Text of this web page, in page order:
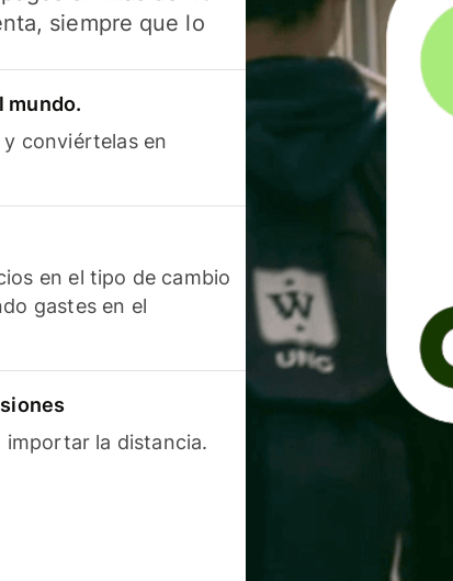
siempre que lo
mundo.
conviértelas en
en el tipo de cambio
gastes en el
importar la distancia.